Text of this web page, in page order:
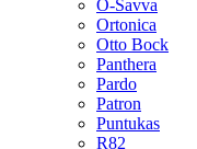
O-Savva
Ortonica
Otto Bock
Panthera
Pardo
Patron
Puntukas
R82